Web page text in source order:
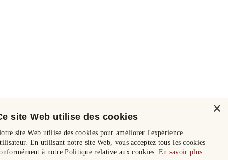
×
site Web utilise des cookies
site Web utilise des cookies pour améliorer l'expérience
En utilisant notre site Web, vous acceptez tous les cookies
à notre Politique relative aux cookies. En savoir plus